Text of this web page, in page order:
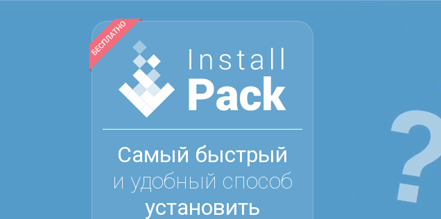
Самый быстрый
и удобный способ
установить